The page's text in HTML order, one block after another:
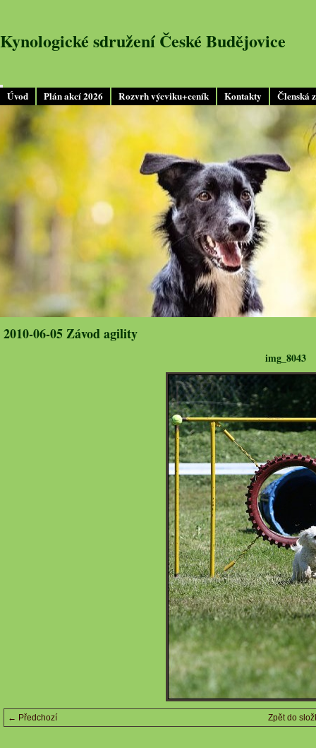
Úvod Plán akcí 2026 Rozvrh výcviku+ceník Kontakty Členská
Kynologické sdružení České Budějovice
2010-06-05 Závod agility
img_8043
← Předchozí Zpět do